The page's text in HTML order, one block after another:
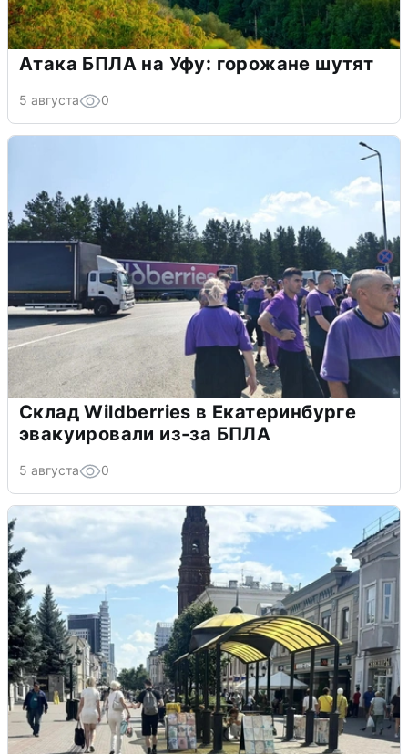
Атака БПЛА на Уфу: горожане шутят
5 августа 0
Склад Wildberries в Екатеринбурге
эвакуировали из-за БПЛА
5 августа 0